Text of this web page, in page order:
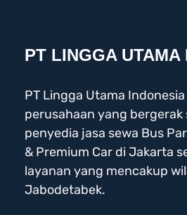
PT LINGGA UTAMA
PT Lingga Utama
perusahaan yang bergerak
penyedia jasa sewa Bus
& Premium Car di Jakarta
layanan yang mencakup
Jabodetabek.